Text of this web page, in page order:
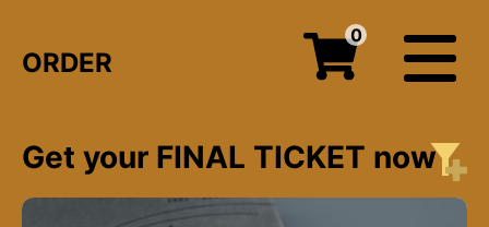
0
ORDER
Get your FINAL TICKET now